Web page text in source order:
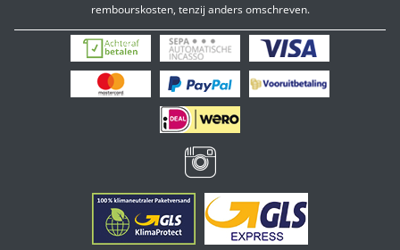
rembourskosten, tenzij anders omschreven.